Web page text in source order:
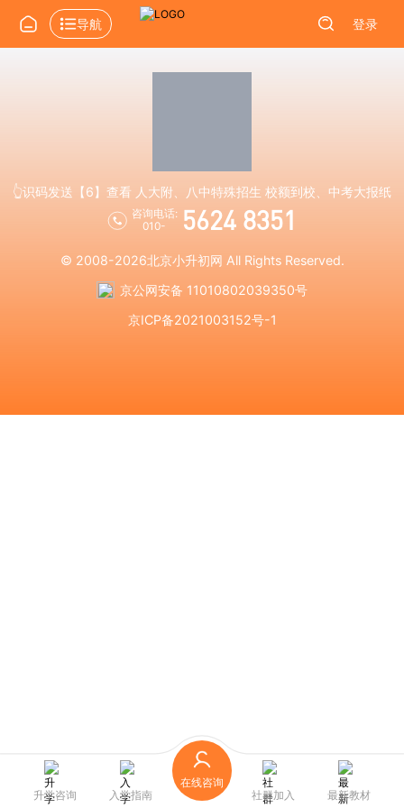
导航 登录
👆识码发送【6】查看 人大附、八中特殊招生 校额到校、中考大报纸
咨询电话:
010-
5624 8351
© 2008-2026北京小升初网 All Rights Reserved.
京公网安备 11010802039350号
京ICP备2021003152号-1
升学咨询 入学指南
在线咨询
社群加入
最新教材